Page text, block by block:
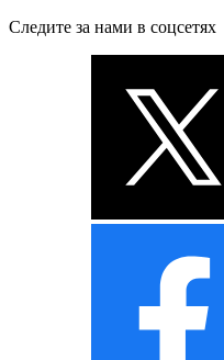
Следите за нами в соцсетях